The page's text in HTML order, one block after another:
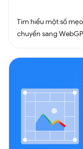
Tìm hiểu một số
chuyển sang